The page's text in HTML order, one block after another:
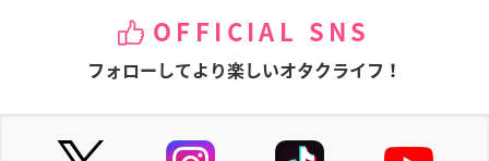
OFFICIAL SNS
フォローしてより楽しいオタクライフ！